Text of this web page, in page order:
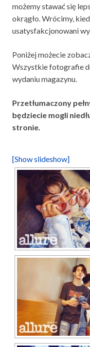
możemy stawać się
okrągło. Wrócimy,
usatysfakcjonowani
Poniżej możecie
Wszystkie fotografie
wydaniu magazynu.
Przetłumaczony
będziecie mogli
stronie.
[Show slideshow]